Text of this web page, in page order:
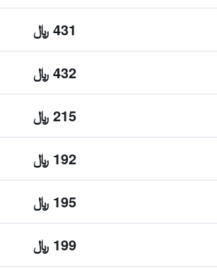
431 ﷼
432 ﷼
215 ﷼
192 ﷼
195 ﷼
199 ﷼